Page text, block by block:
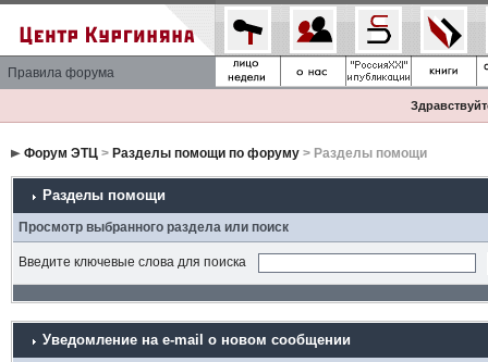
Правила форума
Форум ЭТЦ> Разделы помощи по форуму> Разделы помощи
Разделы помощи
Просмотр выбранного раздела или поиск
Введите ключевые слова для поиска
Уведомление на е-mail о новом сообщении